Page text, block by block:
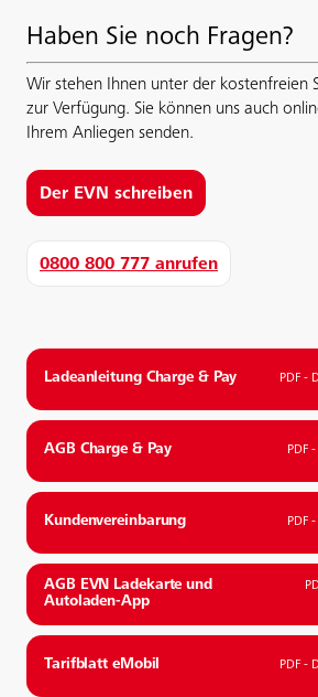
Haben Sie noch Fragen?
Wir stehen Ihnen unter der kostenfreien
zur Verfügung. Sie können uns auch
Ihrem Anliegen senden.
Der EVN schreiben
0800 800 777 anrufen
Ladeanleitung Charge & Pay PDF -
AGB Charge & Pay PDF
Kundenvereinbarung PDF
AGB EVN Ladekarte und
Autoladen-App
Tarifblatt eMobil PDF -